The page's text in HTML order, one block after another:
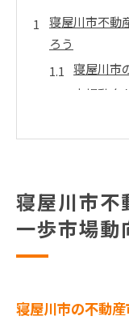
寝屋川市不動
ろう
寝屋川市
市場動向
寝屋川
需要と供
季節の変
高価格で売却
析
競合物件
寝屋川市不
一歩市場動
寝屋川市の不動